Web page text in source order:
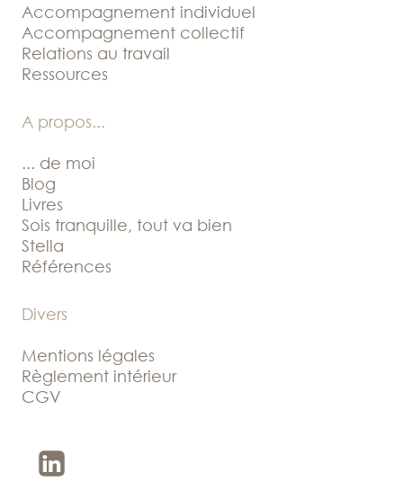
Accompagnement individuel
Accompagnement collectif
Relations au travail
Ressources
A propos...
... de moi
Blog
Livres
Sois tranquille, tout va bien
Stella
Références
Divers
Mentions légales
Règlement intérieur
CGV